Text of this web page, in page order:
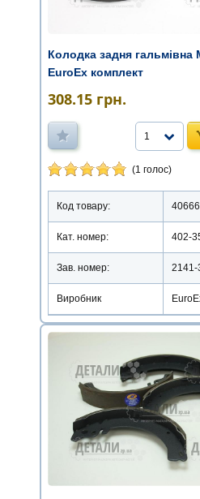
Колодка задня гальмівна
EuroEx комплект
308.15 грн.
1
(1 голос)
Код товару: 40666
Кат. номер: 402-
Зав. номер:
Виробник